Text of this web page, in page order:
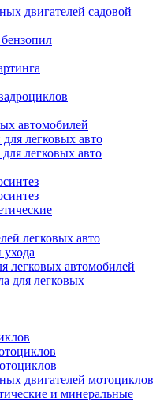
двигателей садовой
автомобилей
легковых авто
легковых авто
легковых авто
легковых автомобилей
для легковых
двигателей мотоциклов
и минеральные